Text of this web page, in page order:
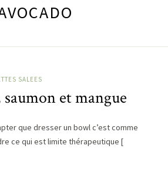
SALEES
et mangue
que dresser un bowl c’est comme
ce qui est limite thérapeutique [